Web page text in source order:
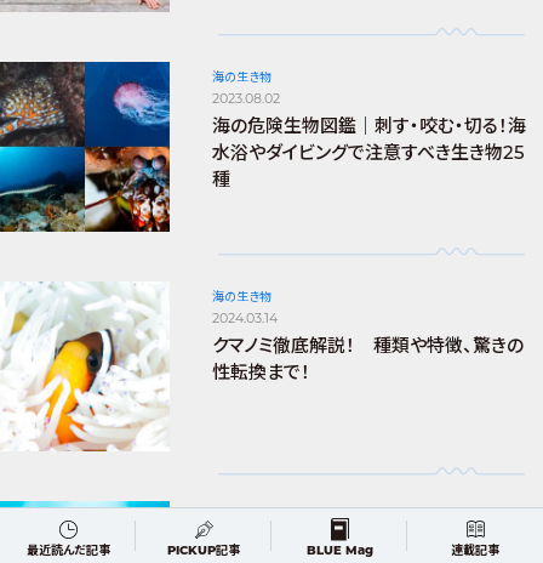
海の生き物
2023.08.02
海の危険生物図鑑｜刺す・咬む・切る！海
水浴やダイビングで注意すべき生き物25
種
海の生き物
2024.03.14
クマノミ徹底解説！ 種類や特徴、驚きの
性転換まで！
最近読んだ記事 PICKUP記事 BLUE Mag 連載記事